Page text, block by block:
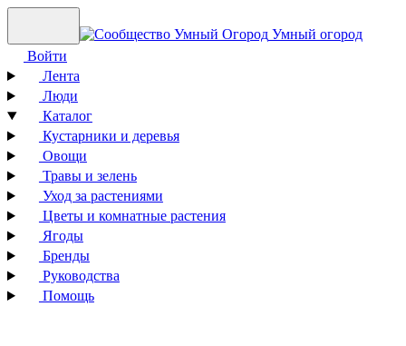
Умный огород
Войти
Лента
Люди
Каталог
Кустарники и деревья
Овощи
Травы и зелень
Уход за растениями
Цветы и комнатные растения
Ягоды
Бренды
Руководства
Помощь